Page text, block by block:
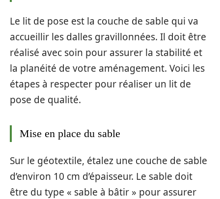
Le lit de pose est la couche de sable qui va
accueillir les dalles gravillonnées. Il doit être
réalisé avec soin pour assurer la stabilité et
la planéité de votre aménagement. Voici les
étapes à respecter pour réaliser un lit de
pose de qualité.
Mise en place du sable
Sur le géotextile, étalez une couche de sable
d’environ 10 cm d’épaisseur. Le sable doit
être du type « sable à bâtir » pour assurer